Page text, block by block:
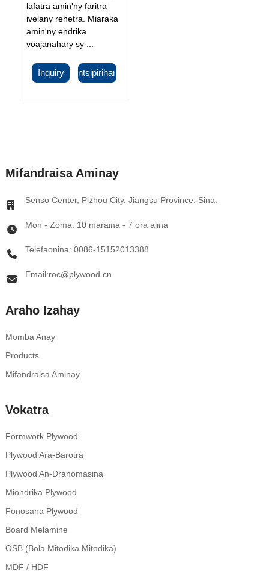
lafatra amin'ny faritra
ivelany rehetra. Miaraka
amin'ny endrika
voajanahary sy ...
Inquiry Antsipirihany
Mifandraisa Aminay
Senso Center, Pizhou City, Jiangsu Province, Sina.
Mon - Zoma: 10 maraina - 7 ora alina
Telefaonina: 0086-15152013388
Email:roc@plywood.cn
Araho Izahay
Momba Anay
Products
Mifandraisa Aminay
Vokatra
Formwork Plywood
Plywood Ara-Barotra
Plywood An-Dranomasina
Miondrika Plywood
Fonosana Plywood
Board Melamine
OSB (Bola Mitodika Mitodika)
MDF / HDF